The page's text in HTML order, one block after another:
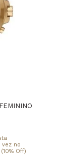
vez no
Off)